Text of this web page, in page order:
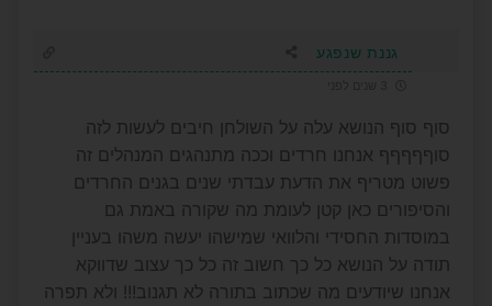
גננת שנפגע
סוף סוף הנושא עלה על השולחן חיבים לעשות לזה
סוףףףףף אנחנו חרדים וככה מתנהגים המנהלים זה
פשוט מטריף את הדעת עבדתי שנים בגנים החרדים
והסיפורים כאן קטן לעומת מה שקורה באמת גם
במוסדות החסידי והלוואי שמישהו יעשה משהו בעניין
תודה על הנושא כל כך חשוב זה כל כך עצוב שדווקא
אנחנו שיודעים מה שכתוב בתורה לא תגנוב!!! ולא תפרה